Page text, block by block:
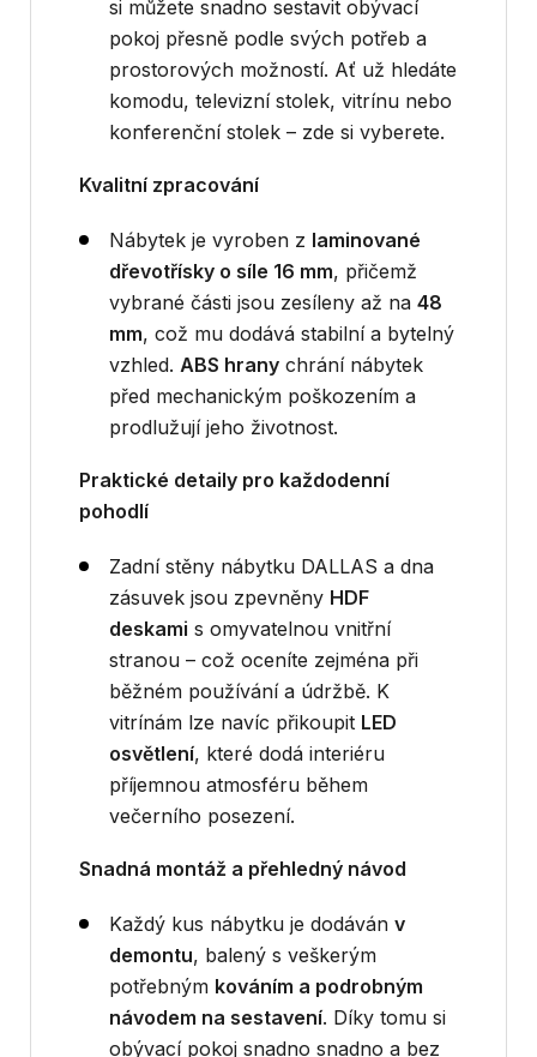
si můžete snadno sestavit obývací
pokoj přesně podle svých potřeb a
prostorových možností. Ať už hledáte
komodu, televizní stolek, vitrínu nebo
konferenční stolek – zde si vyberete.
Kvalitní zpracování
Nábytek je vyroben z laminované
dřevotřísky o síle 16 mm, přičemž
vybrané části jsou zesíleny až na 48
mm, což mu dodává stabilní a bytelný
vzhled. ABS hrany chrání nábytek
před mechanickým poškozením a
prodlužují jeho životnost.
Praktické detaily pro každodenní
pohodlí
Zadní stěny nábytku DALLAS a dna
zásuvek jsou zpevněny HDF
deskami s omyvatelnou vnitřní
stranou – což oceníte zejména při
běžném používání a údržbě. K
vitrínám lze navíc přikoupit LED
osvětlení, které dodá interiéru
příjemnou atmosféru během
večerního posezení.
Snadná montáž a přehledný návod
Každý kus nábytku je dodáván v
demontu, balený s veškerým
potřebným kováním a podrobným
návodem na sestavení. Díky tomu si
obývací pokoj snadno snadno a bez